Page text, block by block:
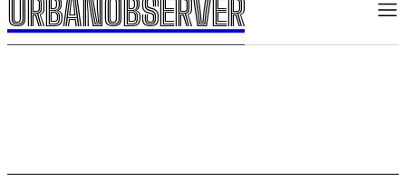
URBANOBSERVER
URBANOBSERVER